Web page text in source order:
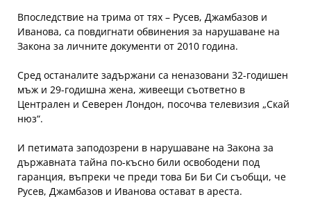
Впоследствие на трима от тях – Русев, Джамбазов и
Иванова, са повдигнати обвинения за нарушаване на
Закона за личните документи от 2010 година.
Сред останалите задържани са неназовани 32-годишен
мъж и 29-годишна жена, живеещи съответно в
Централен и Северен Лондон, посочва телевизия „Скай
нюз“.
И петимата заподозрени в нарушаване на Закона за
държавната тайна по-късно били освободени под
гаранция, въпреки че преди това Би Би Си съобщи, че
Русев, Джамбазов и Иванова остават в ареста.